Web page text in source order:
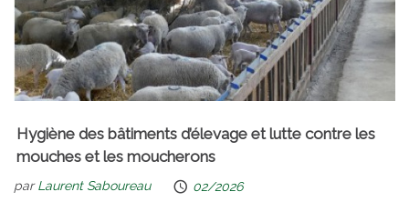
Hygiène des bâtiments d’élevage et lutte contre les
mouches et les moucherons
parLaurent Saboureau 02/2026